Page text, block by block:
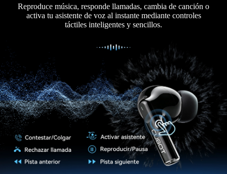
Reproduce música, responde llamadas, cambia de canción o
activa tu asistente de voz al instante mediante controles
táctiles inteligentes y sencillos.